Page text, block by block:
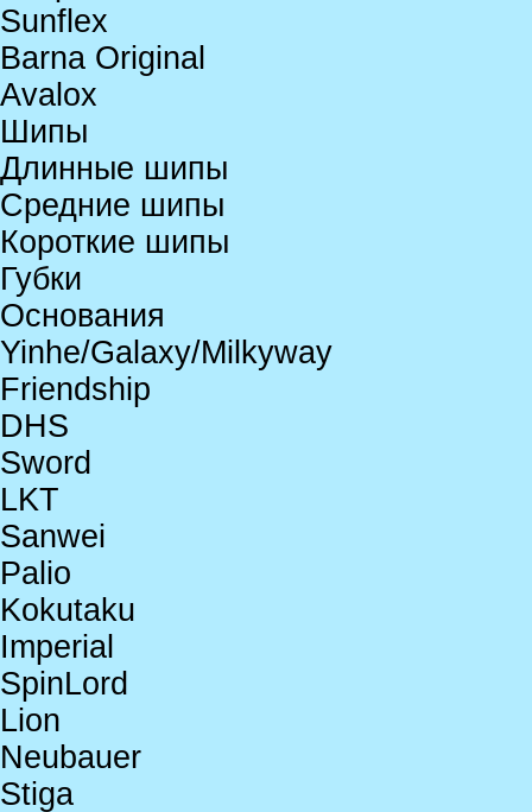
Sunflex
Barna Original
Avalox
Шипы
Длинные шипы
Средние шипы
Короткие шипы
Губки
Основания
Yinhe/Galaxy/Milkyway
Friendship
DHS
Sword
LKT
Sanwei
Palio
Kokutaku
Imperial
SpinLord
Lion
Neubauer
Stiga